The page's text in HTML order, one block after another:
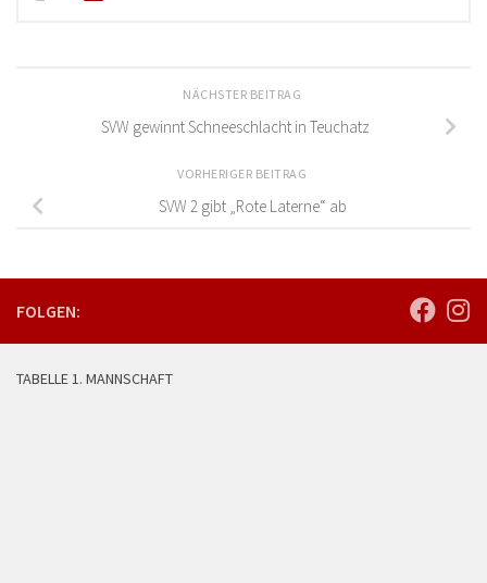
NÄCHSTER BEITRAG
SVW gewinnt Schneeschlacht in Teuchatz
VORHERIGER BEITRAG
SVW 2 gibt „Rote Laterne“ ab
FOLGEN:
TABELLE 1. MANNSCHAFT